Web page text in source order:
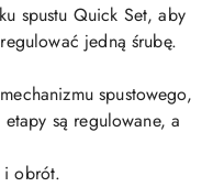
spustu Quick Set, aby
jedną śrubę.
spustowego,
są regulowane, a
i obrót.